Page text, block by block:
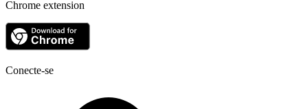
Chrome extension
Conecte-se